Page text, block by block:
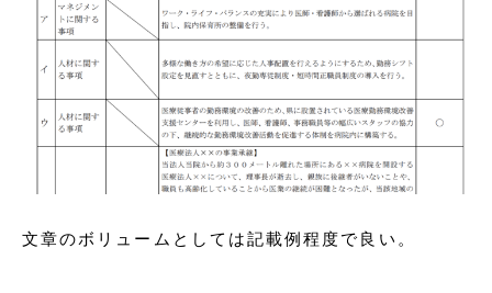
文章のボリュームとしては記載例程度で良い。